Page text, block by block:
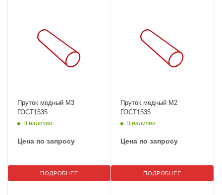
Пруток медный М3
ГОСТ1535
В наличии
Цена по запросу
ПОДРОБНЕЕ
Пруток медный М2
ГОСТ1535
В наличии
Цена по запросу
ПОДРОБНЕЕ